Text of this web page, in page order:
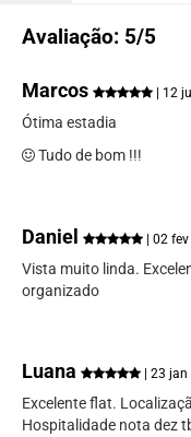
Avaliação: 5/5
Marcos | 12
Ótima estadia
Tudo de bom !!!
Daniel | 02
Vista muito linda.
organizado
Luana | 23 jan
Excelente flat.
Hospitalidade nota dez